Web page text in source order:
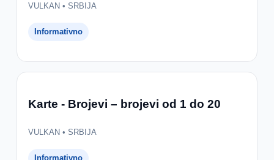
VULKAN • SRBIJA
Informativno
Karte - Brojevi – brojevi od 1 do 20
VULKAN • SRBIJA
Informativno